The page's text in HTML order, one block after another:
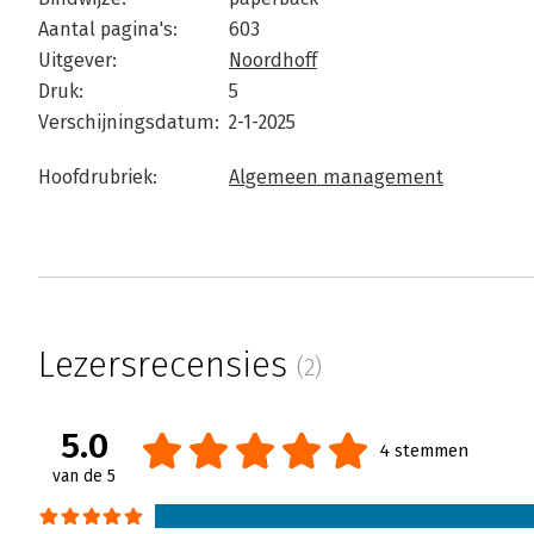
Aantal pagina's:
603
Uitgever:
Noordhoff
Druk:
5
Verschijningsdatum: 2-1-2025
Hoofdrubriek: Algemeen management
Lezersrecensies (2)
5.0
van de 5
4 stemmen